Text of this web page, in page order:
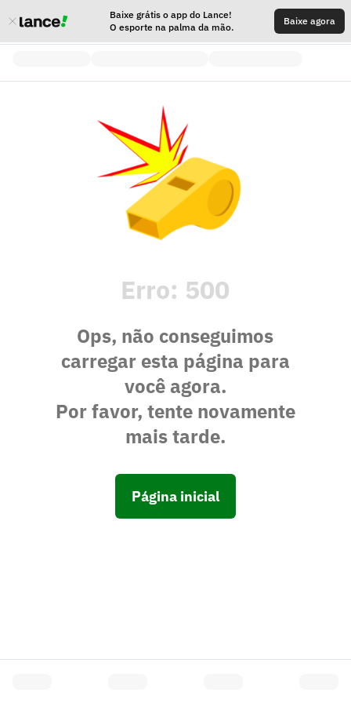
Baixe grátis o app do Lance!
O esporte na palma da mão.
Baixe agora
Erro: 500
Ops, não conseguimos
carregar esta página para
você agora.
Por favor, tente novamente
mais tarde.
Página inicial